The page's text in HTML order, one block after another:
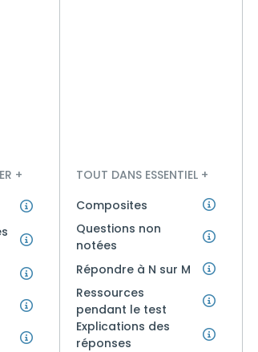
+
TOUT DANS ESSENTIEL +
Composites
Questions non
notées
Répondre à N sur M
Ressources
pendant le test
Explications des
réponses